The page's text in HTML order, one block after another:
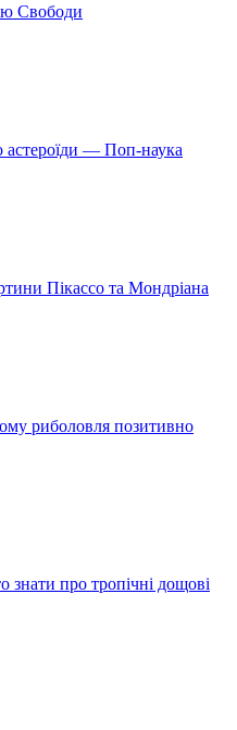
Свободи
астероїди — Поп-наука
Пікассо та Мондріана
риболовля позитивно
знати про тропічні дощові